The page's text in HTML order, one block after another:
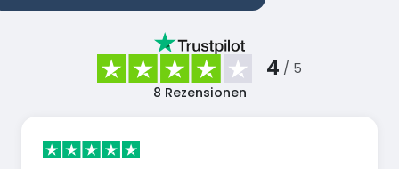
4 / 5
8 Rezensionen